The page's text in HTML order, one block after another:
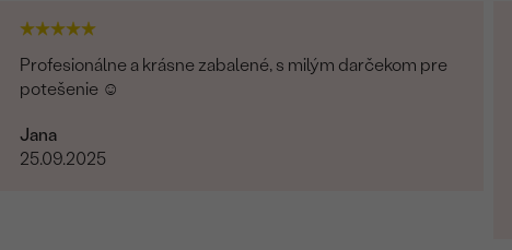
Profesionálne a krásne zabalené, s milým darčekom pre
potešenie ☺️
Jana
25.09.2025